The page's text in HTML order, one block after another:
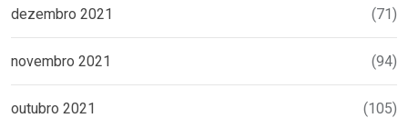
dezembro 2021 (71)
novembro 2021 (94)
outubro 2021 (105)